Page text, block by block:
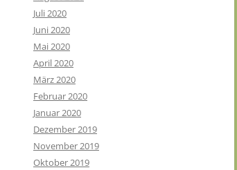
Juli 2020
Juni 2020
Mai 2020
April 2020
März 2020
Februar 2020
Januar 2020
Dezember 2019
November 2019
Oktober 2019